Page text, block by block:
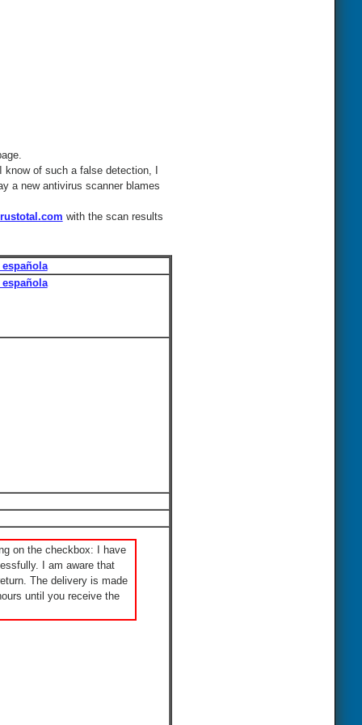
of such a false detection, I
a new antivirus scanner blames
with the scan results
on the checkbox: I have
I am aware that
The delivery is made
until you receive the